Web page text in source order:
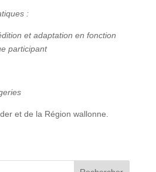
:
et adaptation en fonction
participant
et de la Région wallonne.